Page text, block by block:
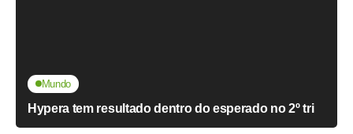
Mundo
Hypera tem resultado dentro do esperado no 2º tri